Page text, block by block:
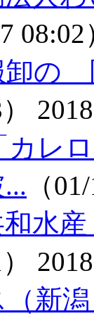
卸の
カレ
（
水
（新